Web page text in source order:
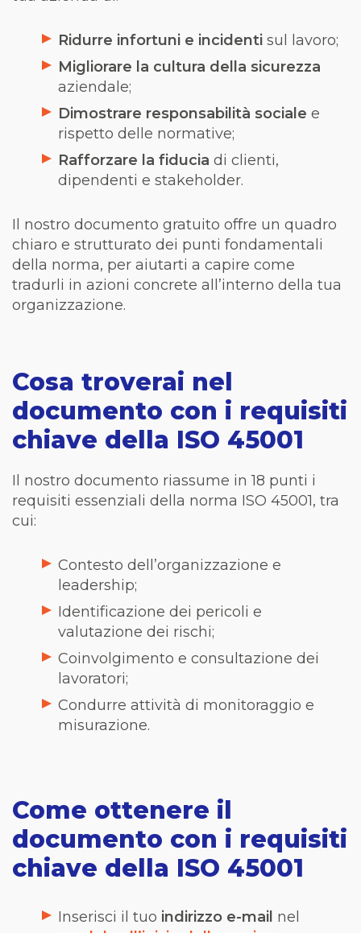
Ridurre infortuni e incidenti sul lavoro;
Migliorare la cultura della sicurezza
aziendale;
Dimostrare responsabilità sociale e
rispetto delle normative;
Rafforzare la fiducia di clienti,
dipendenti e stakeholder.
Il nostro documento gratuito offre un quadro
chiaro e strutturato dei punti fondamentali
della norma, per aiutarti a capire come
tradurli in azioni concrete all’interno della tua
organizzazione.
Cosa troverai nel
documento con i requisiti
chiave della ISO 45001
Il nostro documento riassume in 18 punti i
requisiti essenziali della norma ISO 45001, tra
cui:
Contesto dell’organizzazione e
leadership;
Identificazione dei pericoli e
valutazione dei rischi;
Coinvolgimento e consultazione dei
lavoratori;
Condurre attività di monitoraggio e
misurazione.
Come ottenere il
documento con i requisiti
chiave della ISO 45001
Inserisci il tuo indirizzo e-mail nel